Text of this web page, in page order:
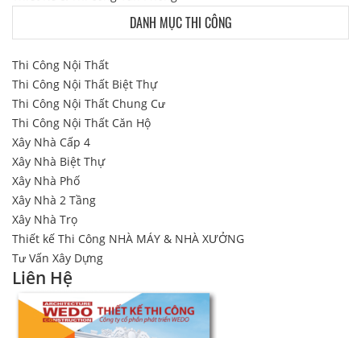
DANH MỤC THI CÔNG
Thi Công Nội Thất
Thi Công Nội Thất Biệt Thự
Thi Công Nội Thất Chung Cư
Thi Công Nội Thất Căn Hộ
Xây Nhà Cấp 4
Xây Nhà Biệt Thự
Xây Nhà Phố
Xây Nhà 2 Tầng
Xây Nhà Trọ
Thiết kế Thi Công NHÀ MÁY & NHÀ XƯỞNG
Tư Vấn Xây Dựng
Liên Hệ